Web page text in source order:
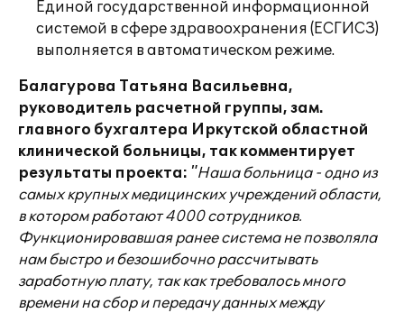
Единой государственной информационной
системой в сфере здравоохранения (ЕСГИСЗ)
выполняется в автоматическом режиме.
Балагурова Татьяна Васильевна,
руководитель расчетной группы, зам.
главного бухгалтера Иркутской областной
клинической больницы, так комментирует
результаты проекта: "Наша больница - одно из
самых крупных медицинских учреждений области,
в котором работают 4000 сотрудников.
Функционировавшая ранее система не позволяла
нам быстро и безошибочно рассчитывать
заработную плату, так как требовалось много
времени на сбор и передачу данных между